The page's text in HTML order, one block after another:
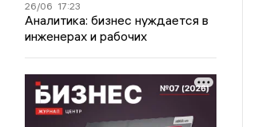
26/06 17:23
Аналитика: бизнес нуждается в
инженерах и рабочих